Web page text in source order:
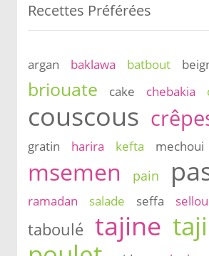
Recettes Préférées
argan baklawa batbout
briouate cake chebakia
couscous
gratin
harira kefta mechoui
msemen pain
ramadan salade seffa sellou
taboulé tajine